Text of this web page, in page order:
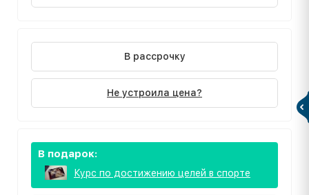
В рассрочку
Не устроила цена?
В подарок:
Курс по достижению целей в спорте